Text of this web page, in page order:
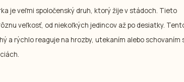
je veľmi spoločenský druh, ktorý žije v stádoch. Tieto
veľkosť, od niekoľkých jedincov až po desiatky.
a rýchlo reaguje na hrozby, utekaním alebo schovaním